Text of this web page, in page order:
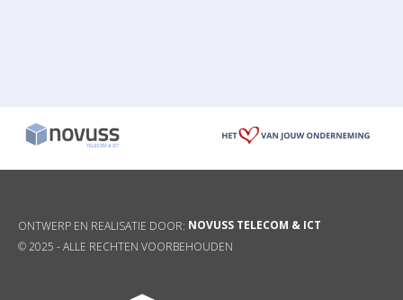
ONTWERP EN REALISATIE DOOR: NOVUSS TELECOM & ICT
© 2025 -ALLE RECHTEN VOORBEHOUDEN